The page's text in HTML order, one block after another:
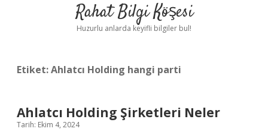
Yasal Uyarı
Rahat Bilgi Köşesi
Huzurlu anlarda keyifli bilgiler bul!
Etiket:Ahlatcı Holding hangi parti
Ahlatcı Holding Şirketleri Neler
Tarih: Ekim 4, 2024